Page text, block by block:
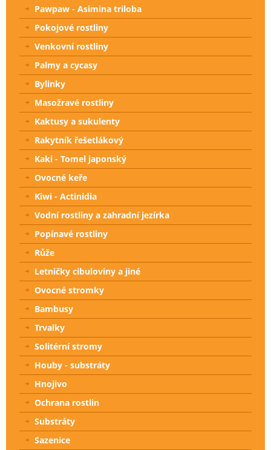
Pawpaw - Asimina triloba
Pokojové rostliny
Venkovní rostliny
Palmy a cycasy
Bylinky
Masožravé rostliny
Kaktusy a sukulenty
Rakytník řešetlákový
Kaki - Tomel japonský
Ovocné keře
Kiwi - Actinidia
Vodní rostliny a zahradní jezírka
Popínavé rostliny
Růže
Letničky cibuloviny a jiné
Ovocné stromky
Bambusy
Trvalky
Solitérní stromy
Houby - substráty
Hnojivo
Ochrana rostlin
Substráty
Sazenice